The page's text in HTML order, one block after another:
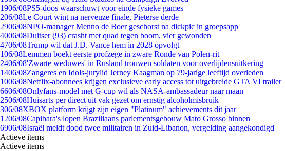
1906/08PS5-doos waarschuwt voor einde fysieke games
206/08Le Court wint na nerveuze finale, Pieterse derde
2906/08NPO-manager Menno de Boer geschorst na dickpic in groepsapp
4006/08Duitser (93) crasht met quad tegen boom, vier gewonden
4706/08Trump wil dat J.D. Vance hem in 2028 opvolgt
106/08Lemmen boekt eerste profzege in zware Ronde van Polen-rit
2406/08'Zwarte weduwes' in Rusland trouwen soldaten voor overlijdensuitkering
1406/08Zangeres en Idols-jurylid Jerney Kaagman op 79-jarige leeftijd overleden
1006/08Netflix-abonnees krijgen exclusieve early access tot uitgebreide GTA VI trailer
6606/08Onlyfans-model met G-cup wil als NASA-ambassadeur naar maan
2506/08Huisarts per direct uit vak gezet om ernstig alcoholmisbruik
306/08XBOX platform krijgt zijn eigen "Platinum" achievements dit jaar
1206/08Capibara's lopen Braziliaans parlementsgebouw Mato Grosso binnen
6906/08Israël meldt dood twee militairen in Zuid-Libanon, vergelding aangekondigd
Actieve items
Actieve items